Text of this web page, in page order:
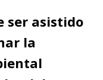
ser asistido
la